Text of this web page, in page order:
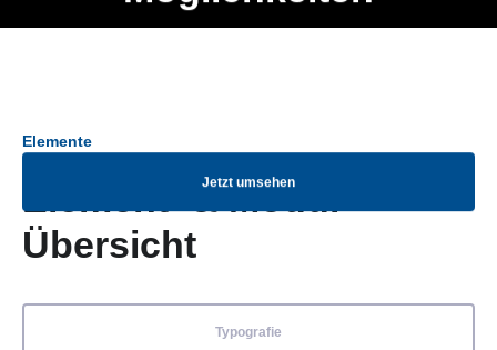
Jetzt umsehen
Elemente
Element- & Modul-
Übersicht
Typografie